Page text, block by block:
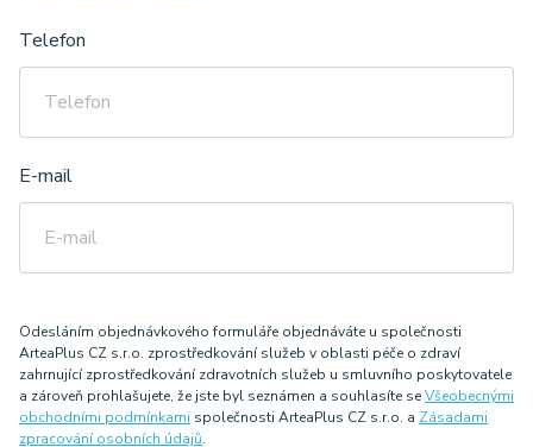
Ulice a č. p.
Město
PSČ
Telefon
E-mail
Odesláním objednávkového formuláře objednáváte u společnosti
ArteaPlus CZ s.r.o. zprostředkování služeb v oblasti péče o zdraví
zahrnující zprostředkování zdravotních služeb u smluvního poskytovatele
a zároveň prohlašujete, že jste byl seznámen a souhlasíte seVšeobecnými
obchodními podmínkami společnosti ArteaPlus CZ s.r.o. a Zásadami
zpracování osobních údajů.